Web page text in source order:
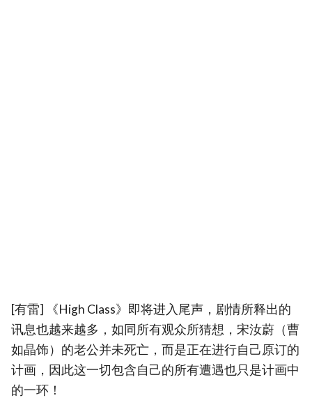
[有雷] 《High Class》即将进入尾声，剧情所释出的
讯息也越来越多，如同所有观众所猜想，宋汝蔚（曹
如晶饰）的老公并未死亡，而是正在进行自己原订的
计画，因此这一切包含自己的所有遭遇也只是计画中
的一环！